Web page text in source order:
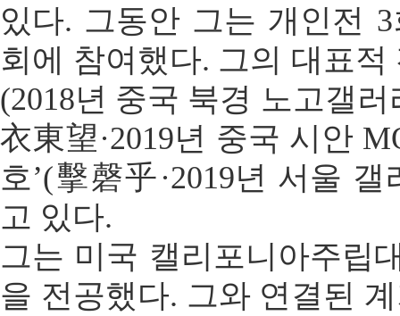
있다. 그동안 그는 개인전
회에 참여했다. 그의 대표적
(2018년 중국 북경 노고갤러
衣東望·2019년 중국 시안
호’(擊磬乎·2019년 서울
고 있다.
그는 미국 캘리포니아주립
을 전공했다. 그와 연결된